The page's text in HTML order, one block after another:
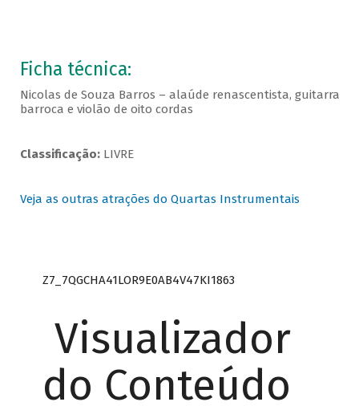
Ficha técnica:
Nicolas de Souza Barros – alaúde renascentista, guitarra
barroca e violão de oito cordas
Classificação:LIVRE
Veja as outras atrações do Quartas Instrumentais
Z7_7QGCHA41LOR9E0AB4V47KI1863
Visualizador
do Conteúdo